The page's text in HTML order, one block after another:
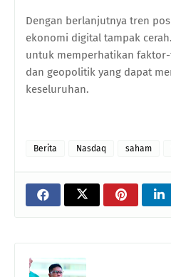
Dengan berlanjutnya tren
ekonomi digital tampak
untuk memperhatikan
dan geopolitik yang dapat
keseluruhan.
Berita Nasdaq saham